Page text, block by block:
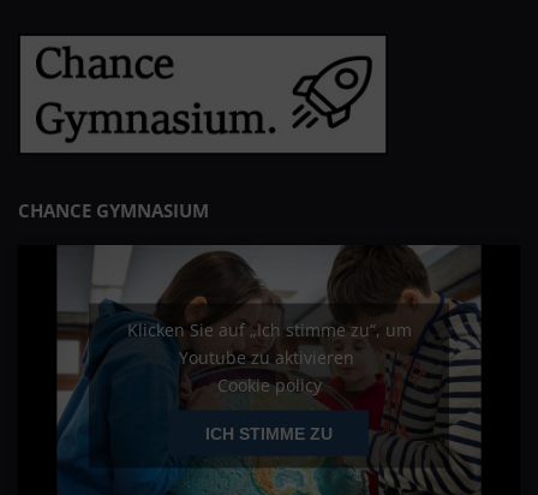
CHANCE GYMNASIUM
Klicken Sie auf „Ich stimme zu“, um
Youtube zu aktivieren
Cookie policy
ICH STIMME ZU